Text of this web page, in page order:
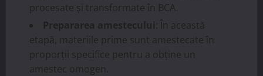
procesate și transformate în BCA.
Prepararea amestecului : În această
etapă, materiile prime sunt amestecate în
proporții specifice pentru a obține un
amestec omogen.